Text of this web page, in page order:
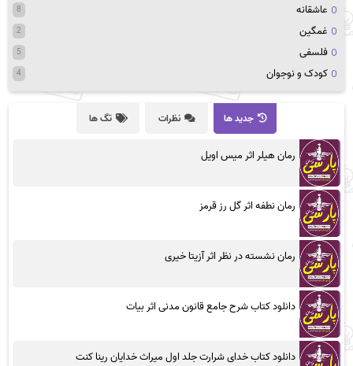
عاشقانه 8
غمگین 2
فلسفی 5
کودک و نوجوان 4
جدید ها نظرات تگ ها
رمان هیلر اثر میس اویل
رمان نطفه اثر گل رز قرمز
رمان نشسته در نظر اثر آزیتا خیری
دانلود کتاب شرح جامع قانون مدنی اثر بیات
دانلود کتاب خدای شرارت جلد اول میراث خدایان رینا کنت